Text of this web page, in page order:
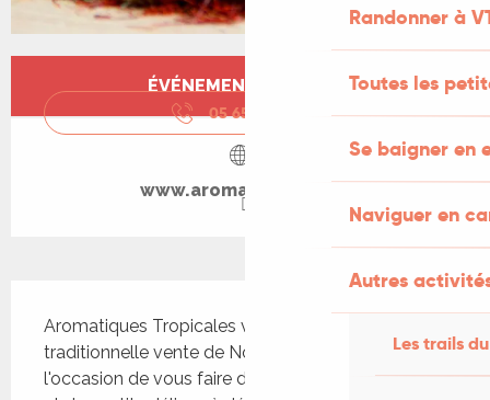
Randonner à
Toutes les
Se baigner en
Naviguer en
Autres
Les trails
Ouverture et coordonnées
ÉVÉNEMENT TERMINÉ
05 65 41 65
www.aromatiques.com
Aromatiques Tropicales vous invite à sa
traditionnelle vente de Noël. Une jolie fête et
l'occasion de vous faire découvrir des nouveautés